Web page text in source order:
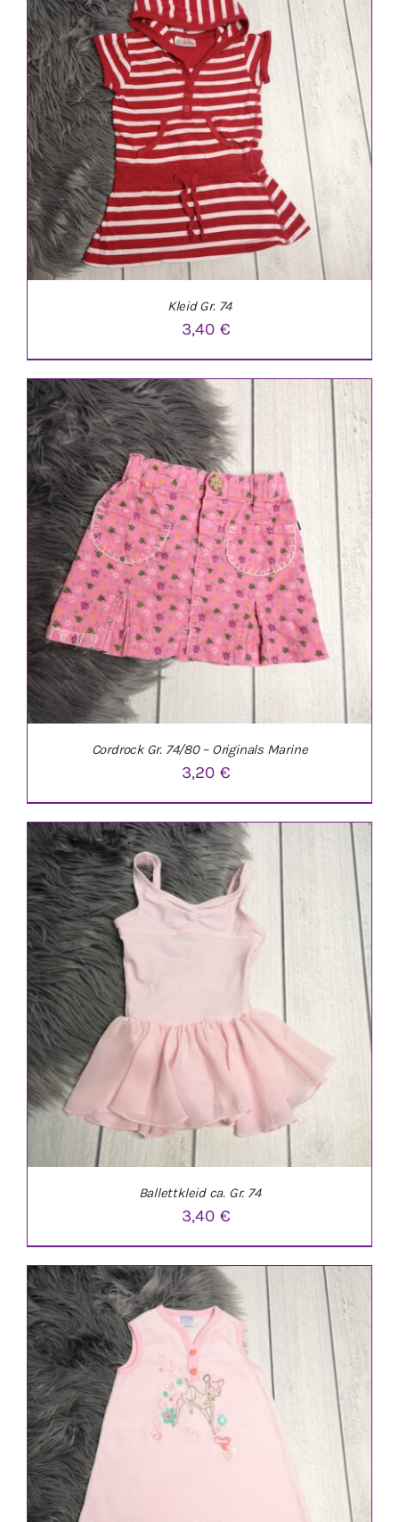
IN DEN WARENKORB / DETAILS
IN DEN WARENKORB /
Kleid Gr. 74
3,40€
IN DEN WARENKORB / DETAILS
Cordrock Gr. 74/80 – Originals Marine
3,20€
IN DEN WARENKORB DETAILS
Ballettkleid ca. Gr. 74
3,40€